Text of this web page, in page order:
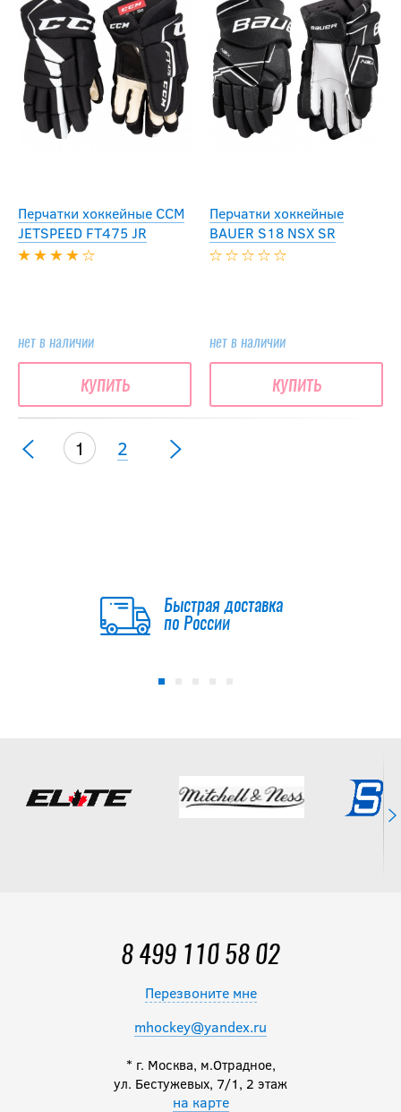
Перчатки хоккейные CCM
JETSPEED FT475 JR
нет в наличии
купить
Перчатки хоккейные
BAUER S18 NSX SR
нет в наличии
купить
1 2
Быстрая доставка
по России
8 499 110 58 02
Перезвоните мне
mhockey@yandex.ru
* г. Москва, м.Отрадное,
ул. Бестужевых, 7/1, 2 этаж
на карте